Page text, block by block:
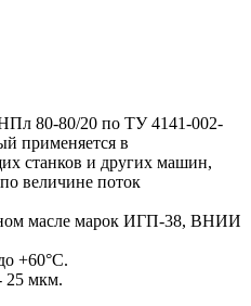
80-80/20 по ТУ 4141-002-
применяется в
станков и других машин,
величине поток
масле марок ИГП-38, ВНИИ
+60°С.
25 мкм.